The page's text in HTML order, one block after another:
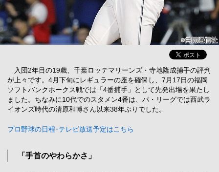
入団2年目の19歳、千葉ロッテマリーンズ・寺地隆成捕手の評判
が上々です。4月下旬にレギュラーの座を確保し、7月17日の福岡
ソフトバンクホークス戦では「4番捕手」として先発出場を果たし
ました。ちなみに10代でのスタメン4番は、パ・リーグでは西武ラ
イオンズ時代の清原和博さん以来38年ぶりでした。
プロ野球の日程･テレビ放送予定はこちら
「手首のやわらかさ」